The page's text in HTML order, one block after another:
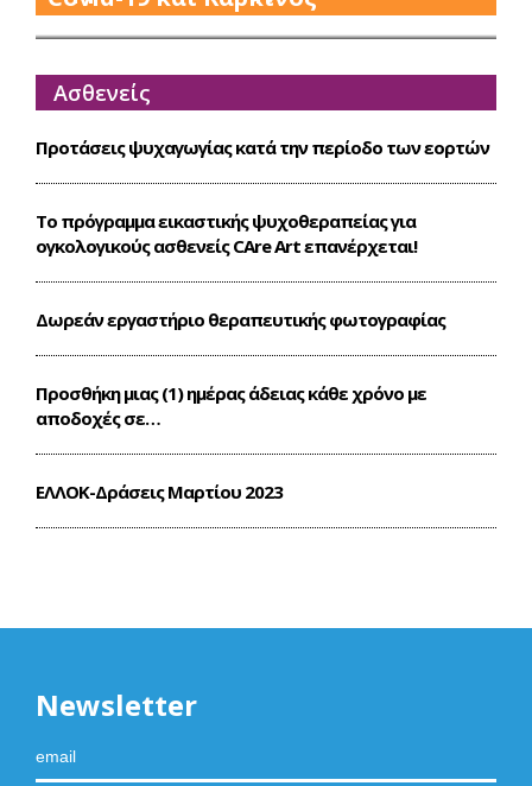
Ασθενείς
Προτάσεις ψυχαγωγίας κατά την περίοδο των εορτών
Το πρόγραμμα εικαστικής ψυχοθεραπείας για
ογκολογικούς ασθενείς CΑre Art επανέρχεται!
Δωρεάν εργαστήριο θεραπευτικής φωτογραφίας
Προσθήκη μιας (1) ημέρας άδειας κάθε χρόνο με
αποδοχές σε…
ΕΛΛΟΚ-Δράσεις Mαρτίου 2023
Newsletter